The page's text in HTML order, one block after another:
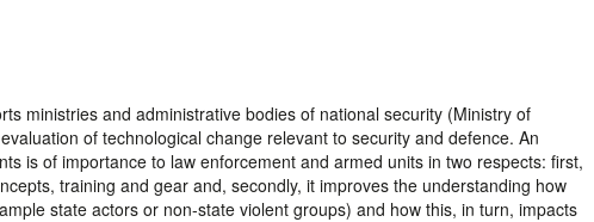
ministries and administrative bodies of national security (Ministry of
of technological change relevant to security and defence. An
is of importance to law enforcement and armed units in two respects: first,
training and gear and, secondly, it improves the understanding how
state actors or non-state violent groups) and how this, in turn, impacts